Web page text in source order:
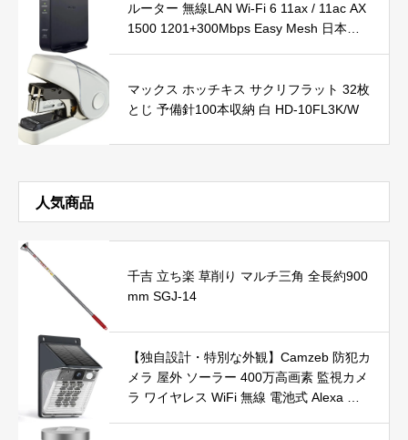
ルーター 無線LAN Wi-Fi 6 11ax / 11ac AX
1500 1201+300Mbps Easy Mesh 日本メ
ッケージ WSR-1500AX2L/N
マックス ホッチキス サクリフラット 32枚
とじ 予備針100本収納 白 HD-10FL3K/W
人気商品
千吉 立ち楽 草削り マルチ三角 全長約900
mm SGJ-14
【独自設計・特別な外観】Camzeb 防犯カ
メラ 屋外 ソーラー 400万高画素 監視カメ
ラ ワイヤレス WiFi 無線 電池式 Alexa 赤